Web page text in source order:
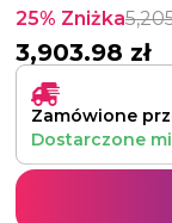
25% Zniżka
3,903.98 zł
Zamówione
Dostarczone